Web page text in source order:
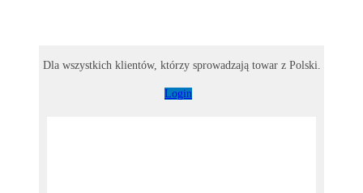
Dla wszystkich klientów, którzy sprowadzają towar z Polski.
Login